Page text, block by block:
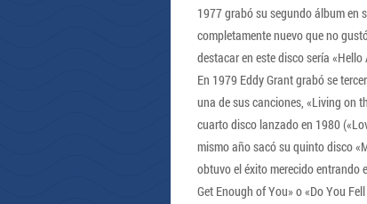
1977 grabó su segundo álbum en
completamente nuevo que no
destacar en este disco sería «Hello
En 1979 Eddy Grant grabó se
una de sus canciones, «Living on
cuarto disco lanzado en 1980
mismo año sacó su quinto disco
obtuvo el éxito merecido entrando
Get Enough of You» o «Do You